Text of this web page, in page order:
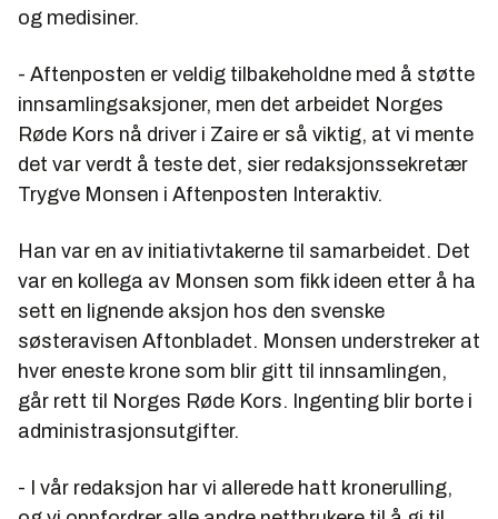
og medisiner.
- Aftenposten er veldig tilbakeholdne med å støtte
innsamlingsaksjoner, men det arbeidet Norges
Røde Kors nå driver i Zaire er så viktig, at vi mente
det var verdt å teste det, sier redaksjonssekretær
Trygve Monsen i Aftenposten Interaktiv.
Han var en av initiativtakerne til samarbeidet. Det
var en kollega av Monsen som fikk ideen etter å ha
sett en lignende aksjon hos den svenske
søsteravisen Aftonbladet. Monsen understreker at
hver eneste krone som blir gitt til innsamlingen,
går rett til Norges Røde Kors. Ingenting blir borte i
administrasjonsutgifter.
- I vår redaksjon har vi allerede hatt kronerulling,